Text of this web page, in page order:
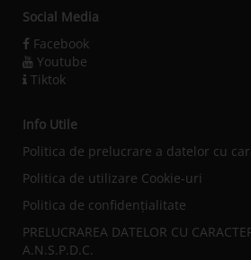
Social Media
Facebook
Youtube
Tiktok
Info Utile
Politica de prelucrare a datelor cu
Politica de utilizare Cookie-uri
Politica de confidențialitate
PRELUCRAREA DATELOR CU
A.N.S.P.D.C.